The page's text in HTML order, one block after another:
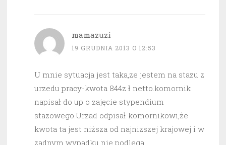
mamazuzi
19 GRUDNIA 2013 O 12:53
U mnie sytuacja jest taka,ze jestem na stazu z
urzedu pracy-kwota 844z ł netto.komornik
napisał do up o zajęcie stypendium
stazowego.Urzad odpisał komornikowi,że
kwota ta jest niższa od najnizszej krajowej i w
zadnym wypadku nie podlega